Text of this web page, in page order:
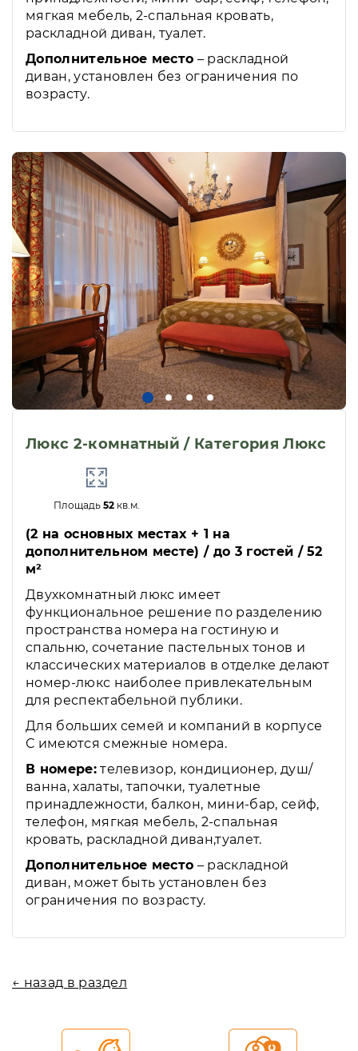
мягкая мебель, 2-спальная кровать,
раскладной диван, туалет.
Дополнительное место – раскладной
диван, установлен без ограничения по
возрасту.
Люкс 2-комнатный / Категория Люкс
Площадь 52кв.м.
(2 на основных местах + 1 на
дополнительном месте) / до 3 гостей / 52
м²
Двухкомнатный люкс имеет
функциональное решение по разделению
пространства номера на гостиную и
спальню, сочетание пастельных тонов и
классических материалов в отделке делают
номер-люкс наиболее привлекательным
для респектабельной публики.
Для больших семей и компаний в корпусе
С имеются смежные номера.
В номере:телевизор, кондиционер, душ/
ванна, халаты, тапочки, туалетные
принадлежности, балкон, мини-бар, сейф,
телефон, мягкая мебель, 2-спальная
кровать, раскладной диван,туалет.
Дополнительное место – раскладной
диван, может быть установлен без
ограничения по возрасту.
← назад в раздел